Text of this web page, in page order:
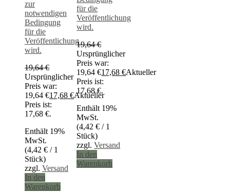
zur
notwendigen
Bedingung
für die
Veröffentlichung
wird.
19,64€
Ursprünglicher
Preis war:
19,64 €17,68 €Aktueller
Preis ist:
17,68 €.
Enthält 19%
MwSt.
(4,42 € / 1
Stück)
zzgl. Versand
In den
Warenkorb
für die
Veröffentlichung
wird.
19,64€
Ursprünglicher
Preis war:
19,64 €17,68€Aktueller
Preis ist:
17,68 €.
Enthält 19%
MwSt.
(4,42€ / 1
Stück)
zzgl.Versand
In den
Warenkorb